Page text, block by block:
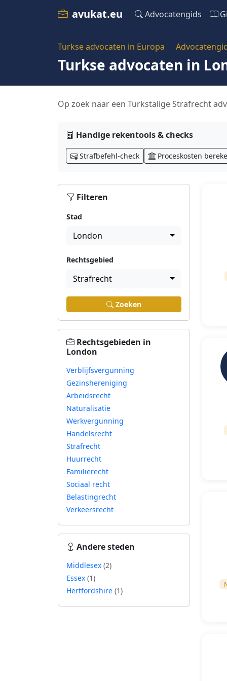
avukat.eu Advocatengids
Turkse advocaten in Europa
Turkse advocaten in
Op zoek naar een Turkstalige Strafrecht
Handige rekentools & checks
Strafbefehl-check Proceskosten
Filteren
Stad
London
Rechtsgebied
Strafrecht
Zoeken
Rechtsgebieden in
London
Verblijfsvergunning
Gezinshereniging
Arbeidsrecht
Naturalisatie
Werkvergunning
Handelsrecht
Strafrecht
Huurrecht
Familierecht
Sociaal recht
Belastingrecht
Verkeersrecht
Andere steden
Middlesex (2)
Essex (1)
Hertfordshire (1)